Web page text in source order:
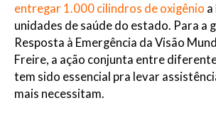
entregar 1.000 cilindros de oxigênio
unidades de saúde do estado. Para a
Resposta à Emergência da Visão
Freire, a ação conjunta entre
tem sido essencial pra levar
mais necessitam.